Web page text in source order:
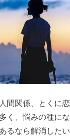
間関係、とくに
く、悩みの種にな
るなら解消したい